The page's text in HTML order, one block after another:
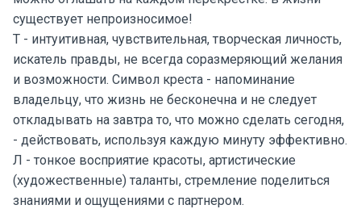
существует непроизносимое!
Т - интуитивная, чувствительная, творческая личность,
искатель правды, не всегда соразмеряющий желания
и возможности. Символ креста - напоминание
владельцу, что жизнь не бесконечна и не следует
откладывать на завтра то, что можно сделать сегодня,
- действовать, используя каждую минуту эффективно.
Л - тонкое восприятие красоты, артистические
(художественные) таланты, стремление поделиться
знаниями и ощущениями с партнером.